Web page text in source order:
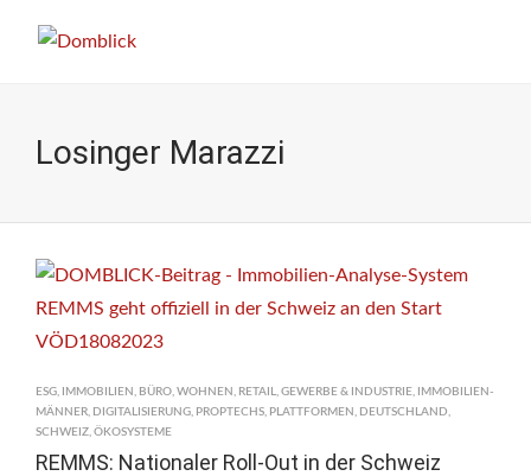
Losinger Marazzi
ESG, IMMOBILIEN , BÜRO, WOHNEN , RETAIL, GEWERBE & INDUSTRIE,
IMMOBILIEN-
MÄNNER, DIGITALISIERUNG, PROPTECHS, PLATTFORMEN , DEUTSCHLAND,
SCHWEIZ, ÖKOSYSTEME
REMMS: Nationaler Roll-Out in der Schweiz